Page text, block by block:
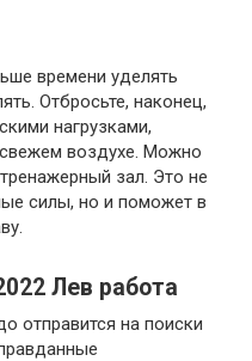
времени уделять
Отбросьте, наконец,
нагрузками,
воздухе. Можно
зал. Это не
силы, но и поможет в
Лев работа
отправится на поиски